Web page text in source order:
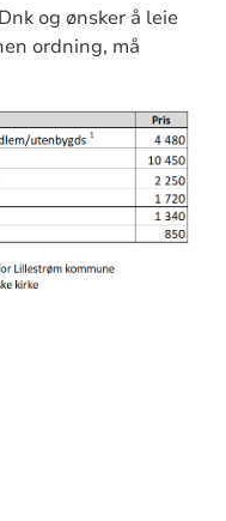
og ønsker å leie
ordning, må